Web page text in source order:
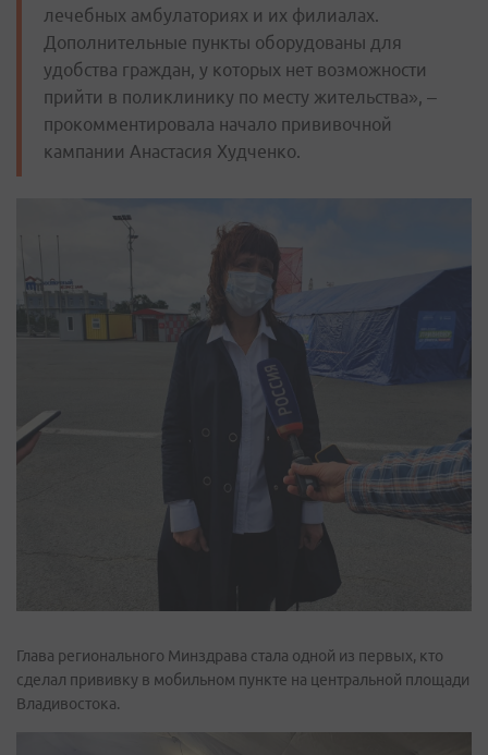
лечебных амбулаториях и их филиалах.
Дополнительные пункты оборудованы для
удобства граждан, у которых нет возможности
прийти в поликлинику по месту жительства», –
прокомментировала начало прививочной
кампании Анастасия Худченко.
Глава регионального Минздрава стала одной из первых, кто
сделал прививку в мобильном пункте на центральной площади
Владивостока.